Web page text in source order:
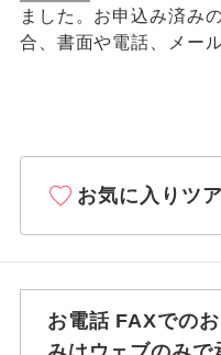
ました。お申込み済み
合、書面や電話、メー
お気に入りツ
お電話 FAXでの